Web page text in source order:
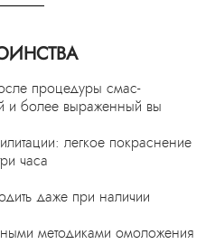
процедуры смас-
и более выраженный вы
легкое покраснение
часа
даже при наличии
методиками омоложения